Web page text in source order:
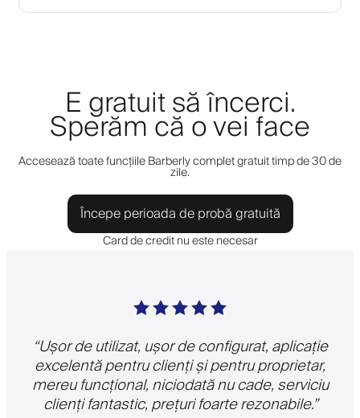
E gratuit să încerci.
Sperăm că o vei face
Accesează toate funcțiile Barberly complet gratuit timp de 30 de
zile.
Începe perioada de probă gratuită
Card de credit nu este necesar
“Ușor de utilizat, ușor de configurat, aplicație
excelentă pentru clienți și pentru proprietar,
mereu funcțional, niciodată nu cade, serviciu
clienți fantastic, prețuri foarte rezonabile.”